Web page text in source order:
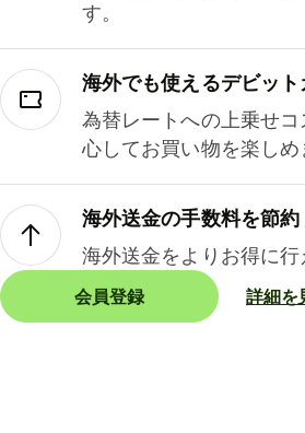
す。
海外でも使えるデビット
為替レートへの上乗せ
心してお買い物を楽しめ
海外送金の手数料を節約
海外送金をよりお得に行
会員登録 詳細を